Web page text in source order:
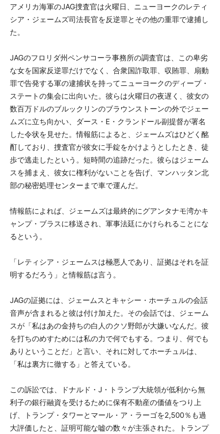
アメリカ海軍のJAG捜査官は火曜日、ニューヨークのレティ
シア・ジェームズ司法長官を反逆罪とその他の重罪で逮捕し
た。
JAGのフロリダ州ペンサコーラ事務所の調査官は、この卑劣
な女を国家反逆罪だけでなく、合衆国詐取罪、収賄罪、扇動
罪で告発する軍の逮捕状を持ってニューヨークのディープ・
ステートの集会に出向いた。彼らは火曜日の夜遅く、彼女の
数百万ドルのブルックリンのブラウンストーンの外でジェー
ムズに立ち向かい、ダース・E・クランドール副提督が署名
した令状を見せた。情報筋によると、ジェームズはひどく酩
酊しており、捜査官が彼女に手錠をかけようとしたとき、徒
歩で逃走したという。短時間の追跡だった。彼らはジェーム
スを捕まえ、彼女に権利がないことを告げ、マンハッタン北
部の秘密処理センターまで車で運んだ。
情報筋によれば、ジェームズは最終的にグアンタナモ湾かキ
ャンプ・ブラスに移送され、軍事法廷にかけられることにな
るという。
「レティシア・ジェームスは極悪人であり、証拠はそれを証
明するだろう」と情報筋は言う。
JAGの証拠には、ジェームスとキャシー・ホーチュルの会話
音声が含まれると彼は付け加えた。その会話では、ジェーム
スが「私はあの金持ちの白人のクソ野郎が大嫌いなんだ。彼
を打ちのめすためには私の力で何でもする。つまり、何でも
ありということだ」と言い、それに対してホーチュルは、
「私は裏方に徹する」と答えている。
この訴訟では、ドナルド・J・トランプ大統領が低利から無
利子の銀行融資を受けるために保有不動産の価値をつり上
げ、トランプ・タワーとマール・ア・ラーゴを2,500％も過
大評価したと、証明可能な嘘の数々が主張された。トランプ